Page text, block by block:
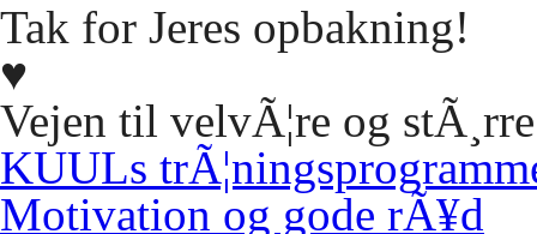
Tak for Jeres opbakning!
♥
Vejen til velvÃ¦re og
KUULs
Motivation og gode rÃ¥d